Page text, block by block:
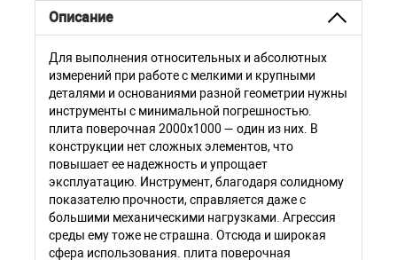
Описание
Для выполнения относительных и абсолютных
измерений при работе с мелкими и крупными
деталями и основаниями разной геометрии нужны
инструменты с минимальной погрешностью.
плита поверочная 2000х1000 — один из них. В
конструкции нет сложных элементов, что
повышает ее надежность и упрощает
эксплуатацию. Инструмент, благодаря солидному
показателю прочности, справляется даже с
большими механическими нагрузками. Агрессия
среды ему тоже не страшна. Отсюда и широкая
сфера использования. плита поверочная